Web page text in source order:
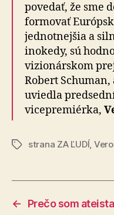
povedať, že sme
formovať
jednotnejšia a
inokedy, sú
vizionárskom
Robert
uviedla
vicepremiérka,
Značkystrana ZA ĽUDÍ,
←
Prečo som